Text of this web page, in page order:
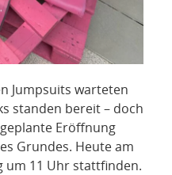
Jumpsuits warteten
standen bereit – doch
Eröffnung
Grundes. Heute am
um 11 Uhr stattfinden.